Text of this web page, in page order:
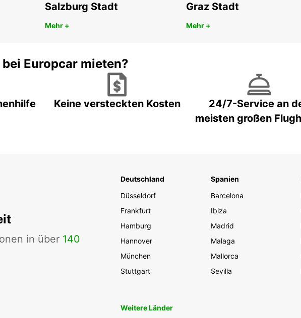
Salzburg Stadt
Mehr +
Graz Stadt
Mehr +
Europcar mieten?
Keine versteckten Kosten
24/7-Service an
meisten großen
in über 140
Deutschland
Düsseldorf
Frankfurt
Hamburg
Hannover
München
Stuttgart
Spanien
Barcelona
Ibiza
Madrid
Malaga
Mallorca
Sevilla
Weitere Länder